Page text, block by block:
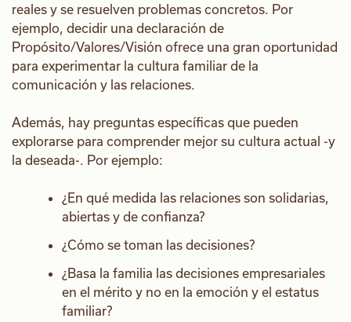
reales y se resuelven problemas concretos. Por
ejemplo, decidir una declaración de
Propósito/Valores/Visión ofrece una gran oportunidad
para experimentar la cultura familiar de la
comunicación y las relaciones.
Además, hay preguntas específicas que pueden
explorarse para comprender mejor su cultura actual -y
la deseada-. Por ejemplo:
¿En qué medida las relaciones son solidarias,
abiertas y de confianza?
¿Cómo se toman las decisiones?
¿Basa la familia las decisiones empresariales
en el mérito y no en la emoción y el estatus
familiar?